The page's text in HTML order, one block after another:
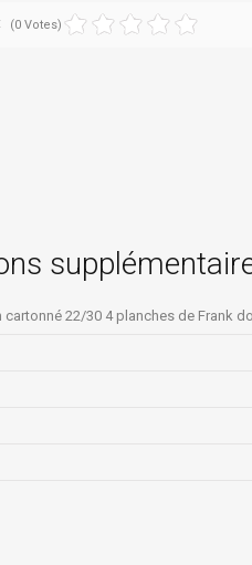
(0 Votes)
cartonné 22/30 4 planches de Frank